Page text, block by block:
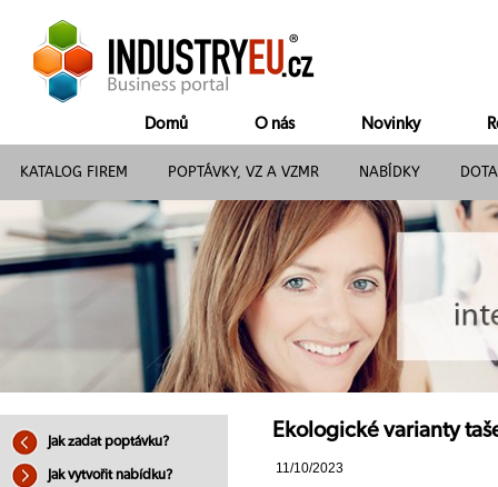
Domů O nás Novinky
KATALOG FIREM POPTÁVKY, VZ A VZMR NABÍDKY
Jak zadat poptávku?
Jak vytvořit nabídku?
Ekologické varianty
11/10/2023